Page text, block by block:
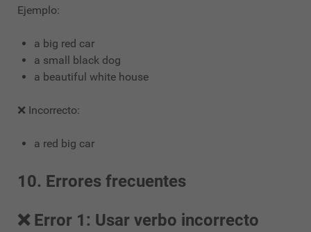
Ejemplo:
a big red car
a small black dog
a beautiful white house
❌ Incorrecto:
a red big car
10. Errores frecuentes
❌ Error 1: Usar verbo incorrecto